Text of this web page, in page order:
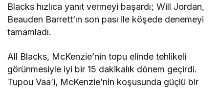
Blacks hızlıca yanıt vermeyi başardı; Will Jordan,
Beauden Barrett’ın son pası ile köşede denemeyi
tamamladı.
All Blacks, McKenzie’nin topu elinde tehlikeli
görünmesiyle iyi bir 15 dakikalık dönem geçirdi.
Tupou Vaa’i, McKenzie’nin koşusunda güçlü bir